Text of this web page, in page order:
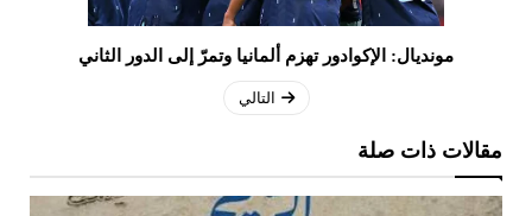
مونديال: الإكوادور تهزم ألمانيا وتمرّ إلى الدور الثاني
التالي
مقالات ذات صلة